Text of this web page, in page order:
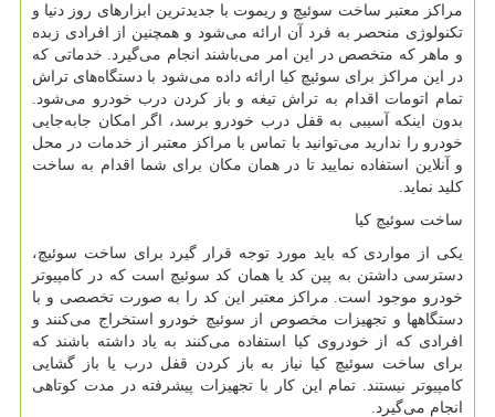
مراکز معتبر ساخت سوئیچ و ریموت با جدیدترین ابزارهای روز دنیا و
تکنولوژی منحصر به فرد آن ارائه می‌شود و همچنین از افرادی زبده
و ماهر که متخصص در این امر می‌باشند انجام می‌گیرد. خدماتی که
در این مراکز برای سوئیچ کیا ارائه داده می‌شود با دستگاه‌های تراش
تمام اتومات اقدام به تراش تیغه و باز کردن درب خودرو می‌شود.
بدون اینکه آسیبی به قفل درب خودرو برسد، اگر امکان جابه‌جایی
خودرو را ندارید می‌توانید با تماس با مراکز معتبر از خدمات در محل
و آنلاین استفاده نمایید تا در همان مکان برای شما اقدام به ساخت
کلید نماید.
ساخت سوئیچ کیا
یکی از مواردی که باید مورد توجه قرار گیرد برای ساخت سوئیچ،
دسترسی داشتن به پین کد یا همان کد سوئیچ است که در کامپیوتر
خودرو موجود است. مراکز معتبر این کد را به صورت تخصصی و با
دستگاهها و تجهیزات مخصوص از سوئیچ خودرو استخراج می‌کنند و
افرادی که از خودروی کیا استفاده می‌کنند به یاد داشته باشند که
برای ساخت سوئیچ کیا نیاز به باز کردن قفل درب یا باز گشایی
کامپیوتر نیستند. تمام این کار با تجهیزات پیشرفته در مدت کوتاهی
انجام می‌گیرد.